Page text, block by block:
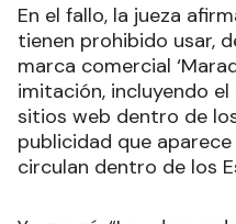
En el fallo, la jueza
tienen prohibido usar,
marca comercial
imitación, incluyendo
sitios web dentro de
publicidad que
circulan dentro de los